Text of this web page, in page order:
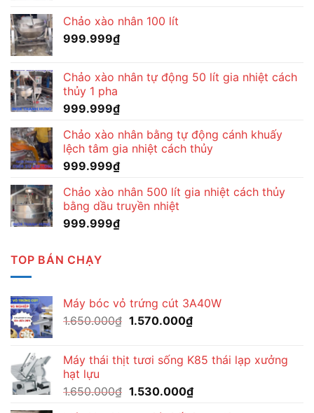
Chảo xào nhân 100 lít
999.999₫
Chảo xào nhân tự động 50 lít gia nhiệt cách
thủy 1 pha
999.999₫
Chảo xào nhân bằng tự động cánh khuấy
lệch tâm gia nhiệt cách thủy
999.999₫
Chảo xào nhân 500 lít gia nhiệt cách thủy
bằng dầu truyền nhiệt
999.999₫
TOP BÁN CHẠY
Máy bóc vỏ trứng cút 3A40W
1.650.000₫ Giá
1.650.000₫.
1.570.000₫Giá
là:
Máy thái thịt tươi sống K85 thái lạp xưởng
hạt lựu
1.650.000₫ Giá
1.530.000₫Giá